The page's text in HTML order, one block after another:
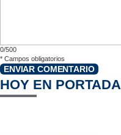
0/500
* Campos obligatorios
ENVIAR COMENTARIO
HOY EN PORTADA